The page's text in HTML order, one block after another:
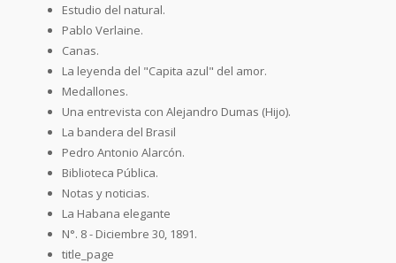
Estudio del natural.
Pablo Verlaine.
Canas.
La leyenda del "Capita azul" del amor.
Medallones.
Una entrevista con Alejandro Dumas (Hijo).
La bandera del Brasil
Pedro Antonio Alarcón.
Biblioteca Pública.
Notas y noticias.
La Habana elegante
N°. 8 - Diciembre 30, 1891.
title_page